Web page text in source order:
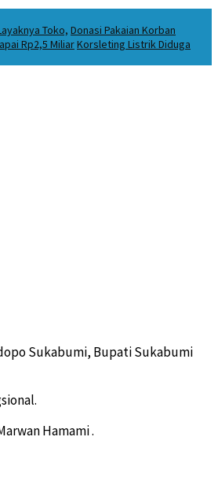
Toko, Donasi Pakaian Korban
Rp2,5 MiliarKorsleting Listrik Diduga
Sukabumi, Bupati Sukabumi
Hamami .